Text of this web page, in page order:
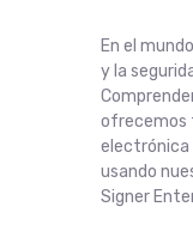
En el
y la
ofrecemos
electrónica
usando
Signer